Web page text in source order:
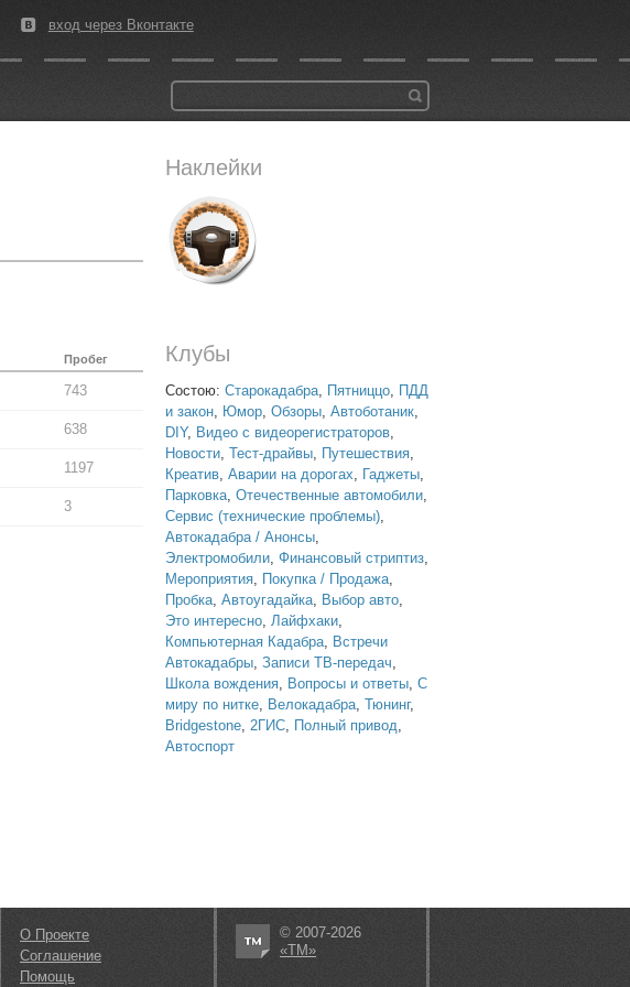
вход через Вконтакте
Наклейки
Клубы
Состою: Старокадабра, Пятниццо, ПДД
и закон, Юмор, Обзоры, Автоботаник,
DIY, Видео с видеорегистраторов,
Новости, Тест-драйвы, Путешествия,
Креатив, Аварии на дорогах, Гаджеты,
Парковка, Отечественные автомобили,
Сервис (технические проблемы),
Автокадабра / Анонсы,
Электромобили, Финансовый стриптиз,
Мероприятия, Покупка / Продажа,
Пробка, Автоугадайка, Выбор авто,
Это интересно, Лайфхаки,
Компьютерная Кадабра, Встречи
Автокадабры, Записи ТВ-передач,
Школа вождения, Вопросы и ответы, С
миру по нитке, Велокадабра, Тюнинг,
Bridgestone, 2ГИС, Полный привод,
Автоспорт
Пробег
743
638
1197
3
О Проекте
Соглашение
Помощь
© 2007-2026
«ТМ»